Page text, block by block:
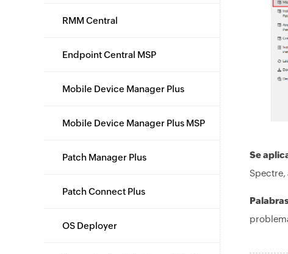
RMM Central
Endpoint Central MSP
Mobile Device Manager Plus
Mobile Device Manager Plus MSP
Patch Manager Plus
Patch Connect Plus
OS Deployer
Se